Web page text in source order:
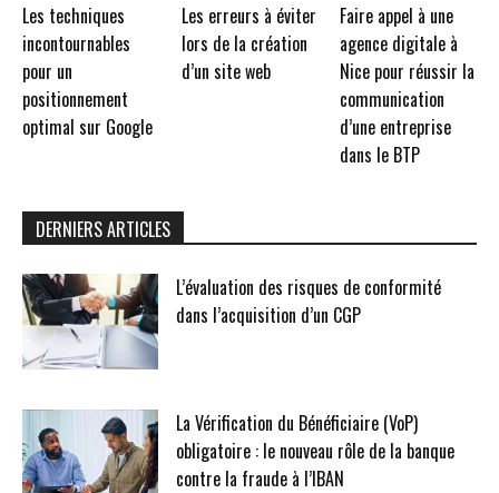
Les techniques
incontournables
pour un
positionnement
optimal sur Google
Les erreurs à éviter
lors de la création
d’un site web
Faire appel à une
agence digitale à
Nice pour réussir la
communication
d’une entreprise
dans le BTP
DERNIERS ARTICLES
L’évaluation des risques de conformité
dans l’acquisition d’un CGP
La Vérification du Bénéficiaire (VoP)
obligatoire : le nouveau rôle de la banque
contre la fraude à l’IBAN